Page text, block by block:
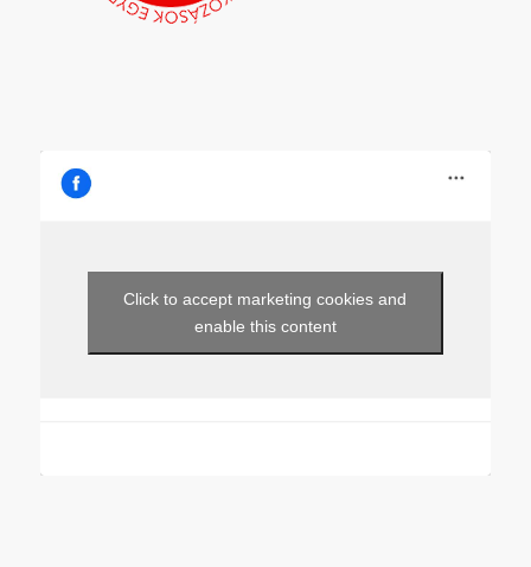
Click to accept marketing cookies and
enable this content